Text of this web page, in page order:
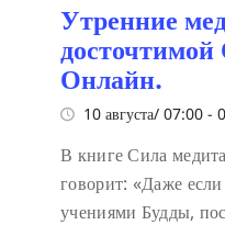
Утренние
Онлайн.
10 августа/ 07:00 -
В книге Сила
говорит: «Даже
учениями Будды,